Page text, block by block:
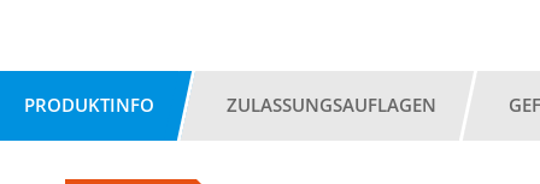
PRODUKTINFO ZULASSUNGSAUFLAGEN